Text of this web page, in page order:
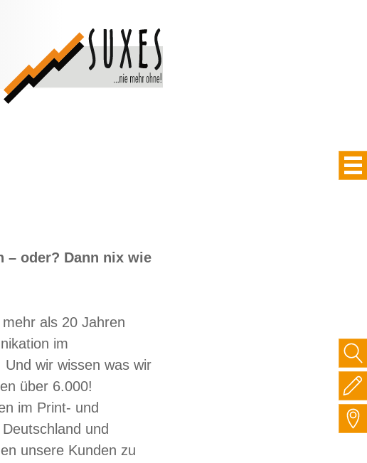
als 20 Jahren
im
Und wir wissen was wir
über 6.000!
im Print- und
und
unsere Kunden zu